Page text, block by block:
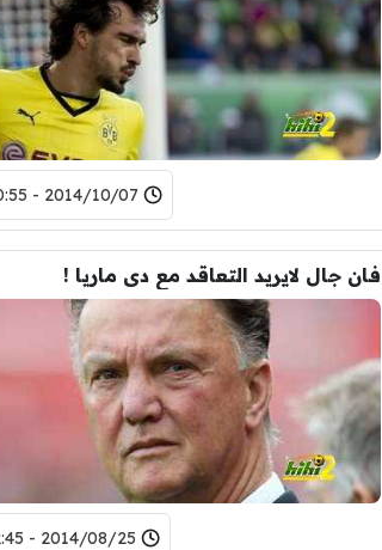
2014/10/07 - 00:55
فان جال لايريد التعاقد مع دى ماريا !
2014/08/25 - 12:45